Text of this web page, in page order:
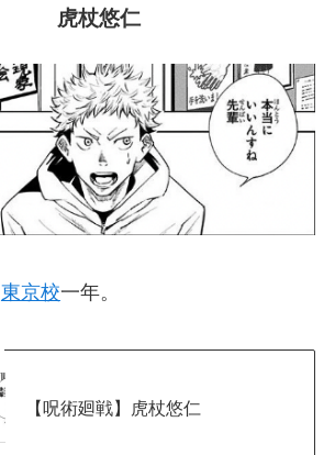
虎杖悠仁
東京校一年。
【呪術廻戦】虎杖悠仁